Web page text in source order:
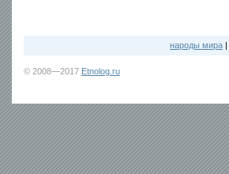
народы мира |
© 2008—2017 Etnolog.ru